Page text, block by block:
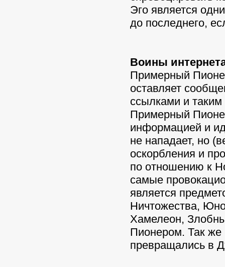
Эго является
до последнего,
Воины
Примерный
оставляет
ссылками и
Примерный
информацией и
не нападает, но
оскорбления и
по отношению к
самые
является
Ничтожества,
Хамелеон,
Пионером. Так же
превращались в